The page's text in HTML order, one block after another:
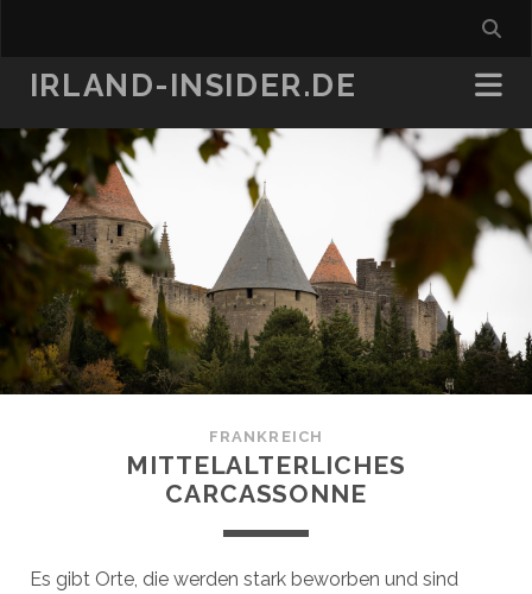
IRLAND-INSIDER.DE
FRANKREICH
MITTELALTERLICHES
CARCASSONNE
Es gibt Orte, die werden stark beworben und sind